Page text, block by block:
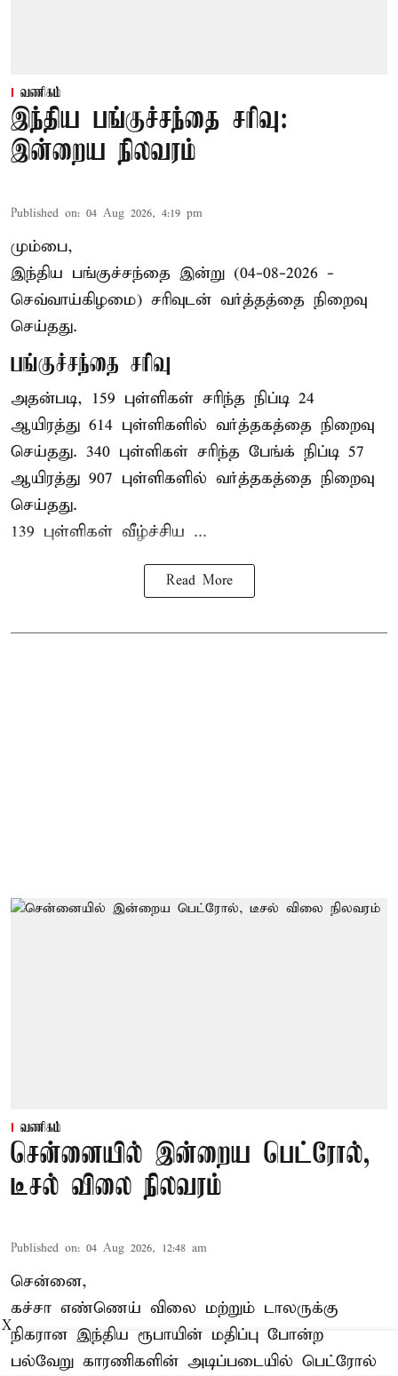
வணிகம்
இந்திய பங்குச்சந்தை சரிவு:
இன்றைய நிலவரம்
Published on: 04 Aug 2026, 4:19 pm
மும்பை,
இந்திய பங்குச்சந்தை இன்று (04-08-2026 -
செவ்வாய்கிழமை) சரிவுடன் வர்த்தத்தை நிறைவு
செய்தது.
பங்குச்சந்தை சரிவு
அதன்படி, 159 புள்ளிகள் சரிந்த நிப்டி 24
ஆயிரத்து 614 புள்ளிகளில் வர்த்தகத்தை நிறைவு
செய்தது. 340 புள்ளிகள் சரிந்த பேங்க் நிப்டி 57
ஆயிரத்து 907 புள்ளிகளில் வர்த்தகத்தை நிறைவு
செய்தது.
139 புள்ளிகள் வீழ்ச்சிய ...
Read More
வணிகம்
சென்னையில் இன்றைய பெட்ரோல்,
டீசல் விலை நிலவரம்
Published on: 04 Aug 2026, 12:48 am
சென்னை,
கச்சா எண்ணெய் விலை மற்றும் டாலருக்கு
நிகரான இந்திய ரூபாயின் மதிப்பு போன்ற
பல்வேறு காரணிகளின் அடிப்படையில் பெட்ரோல்
X